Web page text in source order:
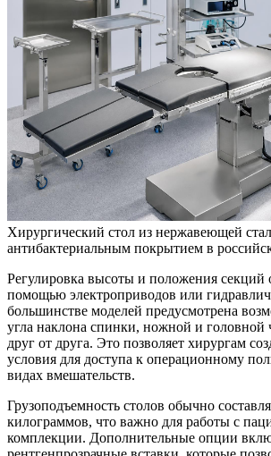
Хирургический стол из нержавеющей
антибактериальным покрытием в
Регулировка высоты и положения секций
помощью электроприводов или
большинстве моделей предусмотрена
угла наклона спинки, ножной и головной
друг от друга. Это позволяет хирургам
условия для доступа к операционному
видах вмешательств.
Грузоподъемность столов обычно
килограммов, что важно для работы с
комплекции. Дополнительные опции